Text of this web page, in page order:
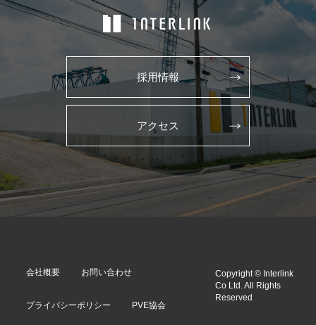
採用情報
アクセス
会社概要 お問い合わせ
プライバシーポリシー PVE協会
Copyright © Interlink
Co Ltd. All Rights
Reserved